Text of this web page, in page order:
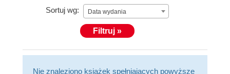
Sortuj wg: Data wydania
Filtruj »
Nie znaleziono książek spełniających powyższe